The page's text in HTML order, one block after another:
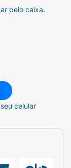
pelo caixa.
celular